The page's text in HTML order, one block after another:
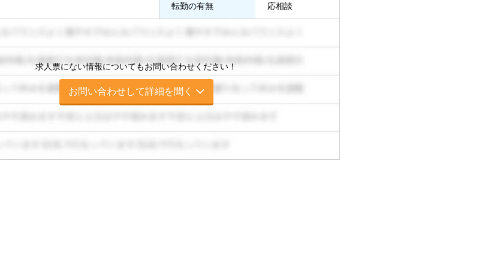
転勤の有無 応相談
求人票にない情報についてもお問い合わせください！
お問い合わせして詳細を聞く